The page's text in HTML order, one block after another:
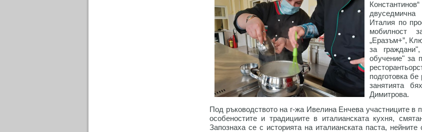
Италия по
мобилност
„Еразъм+”,
за
обучение" за
подготовка
занятията
Димитрова.
Под ръководството на г-жа Ивелина Енчева участниците в
особеностите и традициите в италианската кухня,
Запознаха се с историята на италианската паста,